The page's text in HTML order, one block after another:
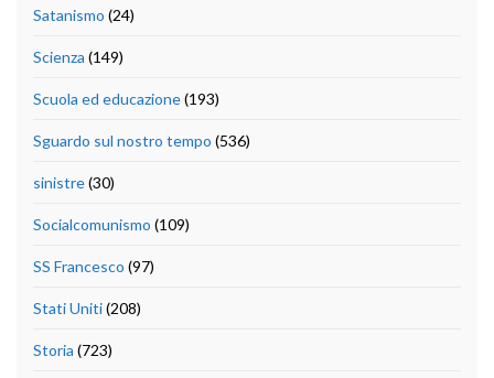
Satanismo (24)
Scienza (149)
Scuola ed educazione(193)
Sguardo sul nostro tempo (536)
sinistre(30)
Socialcomunismo (109)
SS Francesco (97)
Stati Uniti(208)
Storia (723)